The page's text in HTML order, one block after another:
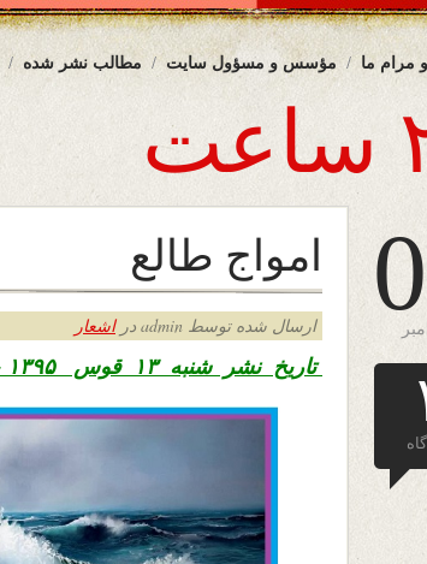
مطالب نشر شده مؤسس و مسؤول سایت مرام ما
امواج طالع
ارسال شده توسط admin در اشعار
تاریخ نشر شنبه ۱۳ قوس ۱۳۹۵ – سوم د سامبر ۲۰۱۶ – هالند